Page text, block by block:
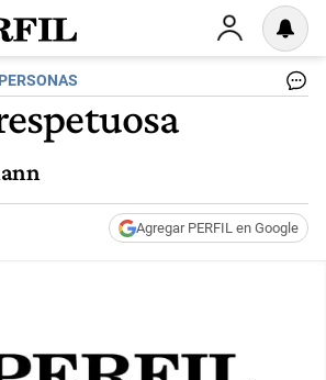
Agregar PERFIL en Google